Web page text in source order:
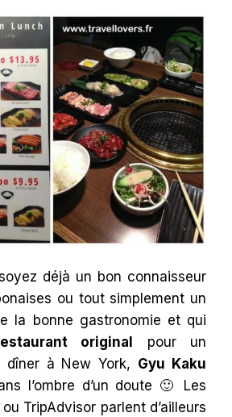
déjà un bon connaisseur
ou tout simplement un
la bonne gastronomie et qui
original
pour un
dîner à New York, Gyu Kaku
l’ombre d’un doute 🙂 Les
TripAdvisor parlent d’ailleurs